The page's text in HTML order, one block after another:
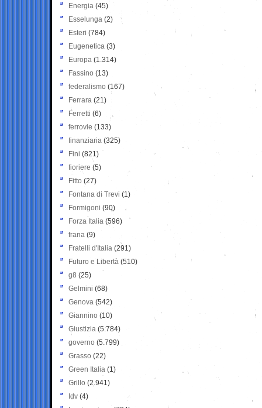
Energia (45)
Esselunga (2)
Esteri (784)
Eugenetica (3)
Europa (1.314)
Fassino (13)
federalismo (167)
Ferrara (21)
Ferretti (6)
ferrovie (133)
finanziaria (325)
Fini (821)
fioriere (5)
Fitto (27)
Fontana di Trevi (1)
Formigoni (90)
Forza Italia (596)
frana (9)
Fratelli d'Italia (291)
Futuro e Libertà (510)
g8 (25)
Gelmini (68)
Genova (542)
Giannino (10)
Giustizia (5.784)
governo (5.799)
Grasso (22)
Green Italia (1)
Grillo (2.941)
Idv (4)